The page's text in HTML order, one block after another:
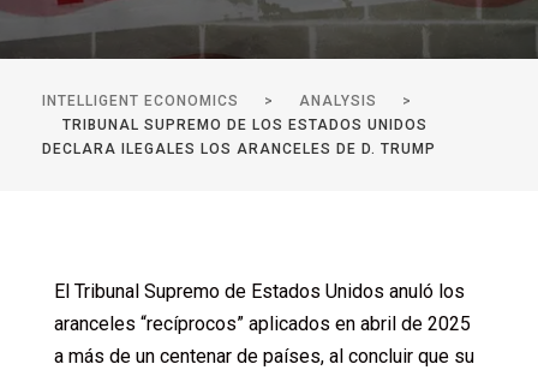
INTELLIGENT ECONOMICS > ANALYSIS
>
TRIBUNAL SUPREMO DE LOS ESTADOS UNIDOS
DECLARA ILEGALES LOS ARANCELES DE D. TRUMP
El Tribunal Supremo de Estados Unidos anuló los
aranceles “recíprocos” aplicados en abril de 2025
a más de un centenar de países, al concluir que su